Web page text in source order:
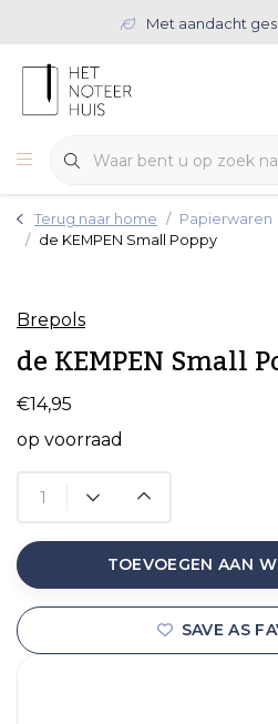
Met aandacht
Terug naar home Papierwaren
de KEMPEN Small Poppy
Brepols
de KEMPEN Small
€14,95
op voorraad
TOEVOEGEN AAN
SAVE AS